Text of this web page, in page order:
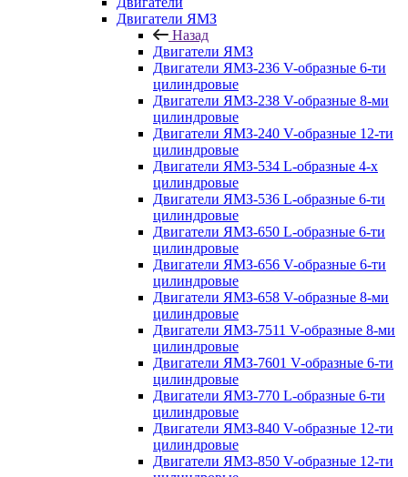
Двигатели ЯМЗ
Назад
Двигатели ЯМЗ
Двигатели ЯМЗ-236 V-образные 6-ти
цилиндровые
Двигатели ЯМЗ-238 V-образные 8-ми
цилиндровые
Двигатели ЯМЗ-240 V-образные 12-ти
цилиндровые
Двигатели ЯМЗ-534 L-образные 4-х
цилиндровые
Двигатели ЯМЗ-536 L-образные 6-ти
цилиндровые
Двигатели ЯМЗ-650 L-образные 6-ти
цилиндровые
Двигатели ЯМЗ-656 V-образные 6-ти
цилиндровые
Двигатели ЯМЗ-658 V-образные 8-ми
цилиндровые
Двигатели ЯМЗ-7511 V-образные 8-ми
цилиндровые
Двигатели ЯМЗ-7601 V-образные 6-ти
цилиндровые
Двигатели ЯМЗ-770 L-образные 6-ти
цилиндровые
Двигатели ЯМЗ-840 V-образные 12-ти
цилиндровые
Двигатели ЯМЗ-850 V-образные 12-ти